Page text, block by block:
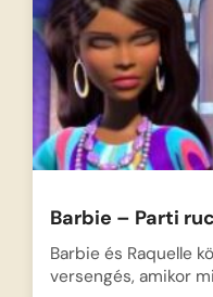
Barbie – Parti
Barbie és Raquelle
versengés, amikor